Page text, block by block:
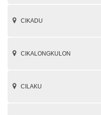
CIKADU
CIKALONGKULON
CILAKU